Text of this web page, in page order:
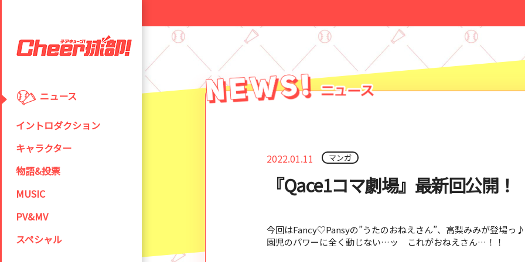
ニュース
イントロダクション
キャラクター
物語&投票
MUSIC
PV&MV
スペシャル
2022.01.11 マンガ
『Qace1コマ劇場』最新回公開！
今回はFancy♡Pansyの”うたのおねえさん”、高梨みみが登場っ
園児のパワーに全く動じない…ッ これがおねえさん…！！